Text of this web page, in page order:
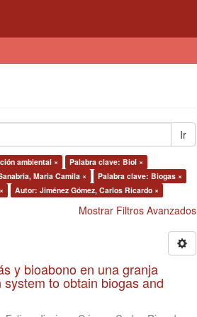
Ir
ambiental ×
Palabra clave: Biol ×
Maria Camila ×
Palabra clave: Biogas ×
Autor: Jiménez Gómez, Carlos Ricardo ×
Mostrar Filtros Avanzados
y bioabono en una granja
to obtain biogas and